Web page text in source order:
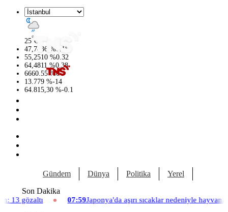
25°C
47,7436 %0.18
55,2510 %0.32
64,4811 %0.38
6660.55 %0
13.779 %-14
64.815,30 %-0.1
Gündem Dünya Politika Yerel
Son Dakika
07:59Japonya'da aşırı sıcaklar nedeniyle hayvanat bahçesinde üç